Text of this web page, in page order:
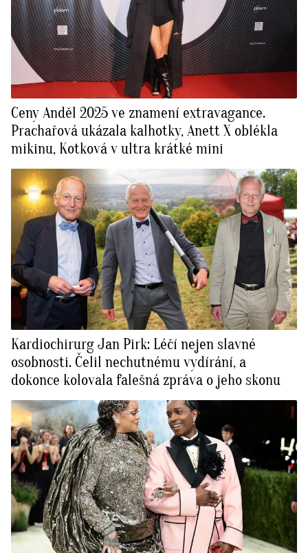
Ceny Anděl 2025 ve znamení extravagance.
Prachařová ukázala kalhotky, Anett X oblékla
mikinu, Kotková v ultra krátké mini
Kardiochirurg Jan Pirk: Léčí nejen slavné
osobnosti. Čelil nechutnému vydírání, a
dokonce kolovala falešná zpráva o jeho skonu